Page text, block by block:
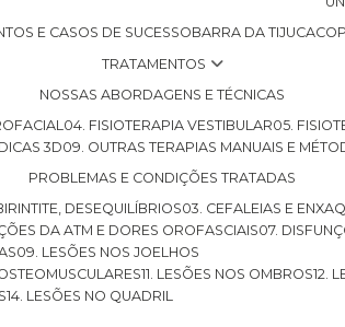
E CASOS DE SUCESSO
BARRA DA TIJUCA
TRATAMENTOS
NOSSAS ABORDAGENS E TÉCNICAS
04. FISIOTERAPIA VESTIBULAR 05.
3D
09. OUTRAS TERAPIAS MANUAIS E
PROBLEMAS E CONDIÇÕES TRATADAS
DESEQUILÍBRIOS 03. CEFALEIAS E
DA ATM E DORES OROFASCIAIS
07.
09. LESÕES NOS JOELHOS
11. LESÕES NOS OMBROS 12.
14. LESÕES NO QUADRIL